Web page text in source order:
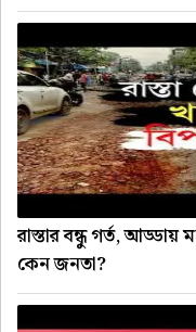
রাস্তার বন্ধু গর্ত, আড্ডায়
কেন জনতা?